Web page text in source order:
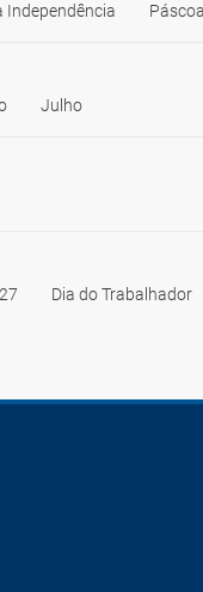
Independência Páscoa
Julho
Dia do Trabalhador